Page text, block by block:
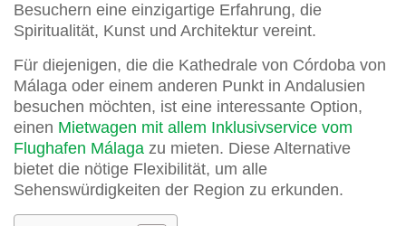
Besuchern eine einzigartige Erfahrung, die
Spiritualität, Kunst und Architektur vereint.
Für diejenigen, die die Kathedrale von Córdoba von
Málaga oder einem anderen Punkt in Andalusien
besuchen möchten, ist eine interessante Option,
einen Mietwagen mit allem Inklusivservice vom
Flughafen Málaga zu mieten. Diese Alternative
bietet die nötige Flexibilität, um alle
Sehenswürdigkeiten der Region zu erkunden.